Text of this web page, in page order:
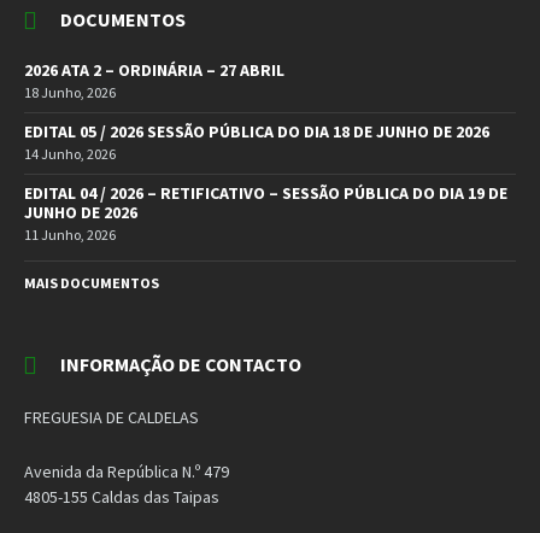
DOCUMENTOS
2026 ATA 2 – ORDINÁRIA – 27 ABRIL
18 Junho, 2026
EDITAL 05 / 2026 SESSÃO PÚBLICA DO DIA 18 DE JUNHO DE 2026
14 Junho, 2026
EDITAL 04 / 2026 – RETIFICATIVO – SESSÃO PÚBLICA DO DIA 19 DE
JUNHO DE 2026
11 Junho, 2026
MAIS DOCUMENTOS
INFORMAÇÃO DE CONTACTO
FREGUESIA DE CALDELAS
Avenida da República N.º 479
4805-155 Caldas das Taipas